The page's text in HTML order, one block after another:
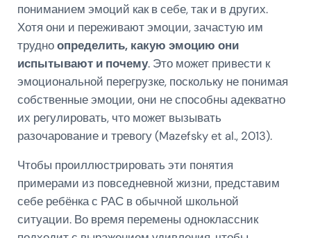
пониманием эмоций как в себе, так и в других.
Хотя они и переживают эмоции, зачастую им
трудноопределить, какую эмоцию они
испытывают и почему. Это может привести к
эмоциональной перегрузке, поскольку не понимая
собственные эмоции, они не способны адекватно
их регулировать, что может вызывать
разочарование и тревогу (Mazefsky et al., 2013).
Чтобы проиллюстрировать эти понятия
примерами из повседневной жизни, представим
себе ребёнка с РАС в обычной школьной
ситуации. Во время перемены одноклассник